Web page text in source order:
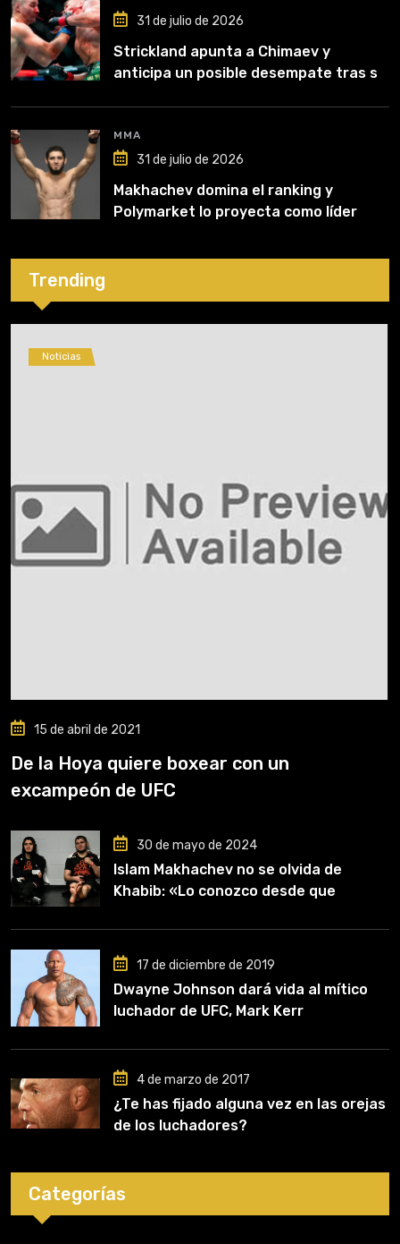
31 de julio de 2026
Strickland apunta a Chimaev y
anticipa un posible desempate tras su
MMA
31 de julio de 2026
Makhachev domina el ranking y
Polymarket lo proyecta como líder
Trending
Noticias
15 de abril de 2021
De la Hoya quiere boxear con un
excampeón de UFC
30 de mayo de 2024
Islam Makhachev no se olvida de
Khabib: «Lo conozco desde que
clave en mi carrera»
17 de diciembre de 2019
Dwayne Johnson dará vida al mítico
luchador de UFC, Mark Kerr
4 de marzo de 2017
¿Te has fijado alguna vez en las orejas
de los luchadores?
Categorías